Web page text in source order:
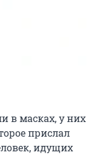
в масках, у них
прислал
идущих